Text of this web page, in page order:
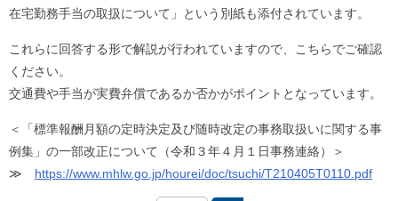
在宅勤務手当の取扱について」という別紙も添付されています。
これらに回答する形で解説が行われていますので、こちらでご確認
ください。
交通費や手当が実費弁償であるか否かがポイントとなっています。
＜「標準報酬月額の定時決定及び随時改定の事務取扱いに関する事
例集」の一部改正について（令和３年４月１日事務連絡）＞
≫ https://www.mhlw.go.jp/hourei/doc/tsuchi/T210405T0110.pdf